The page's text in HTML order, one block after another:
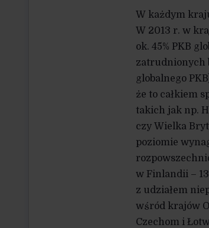
W każdym
W 2013 r. w
ok. 45% PKB
zatrudnionych
globalnego
że to całkiem
takich jak np.
czy Wielka
poziomie
w Fin­landii –
z udziałem
wśród krajów
Czechom i